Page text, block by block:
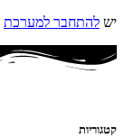
יש להתחבר למערכת
קטגוריות